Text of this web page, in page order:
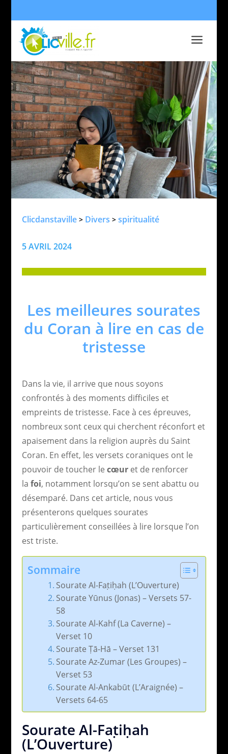
a
Clicdanstaville> Divers > spiritualité
5 AVRIL 2024
Les meilleures sourates
du Coran à lire en cas de
tristesse
Dans la vie, il arrive que nous soyons
confrontés à des moments difficiles et
empreints de tristesse. Face à ces épreuves,
nombreux sont ceux qui cherchent réconfort et
apaisement dans la religion auprès du Saint
Coran. En effet, les versets coraniques ont le
pouvoir de toucher le cœuret de renforcer
la foi, notamment lorsqu’on se sent abattu ou
désemparé. Dans cet article, nous vous
présenterons quelques sourates
particulièrement conseillées à lire lorsque l’on
est triste.
Sommaire
Sourate Al-Faṭiḥah (L’Ouverture)
Sourate Yūnus (Jonas) – Versets 57-
58
Sourate Al-Kahf (La Caverne) –
Verset 10
Sourate Ṭā-Hā – Verset 131
Sourate Az-Zumar (Les Groupes) –
Verset 53
Sourate Al-Ankabūt (L’Araignée) –
Versets 64-65
Sourate Al-Faṭiḥah
(L’Ouverture)